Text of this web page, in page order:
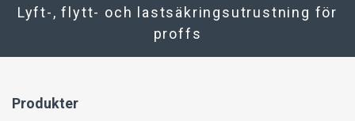
Lyft-, flytt- och lastsäkringsutrustning för
proffs
Produkter